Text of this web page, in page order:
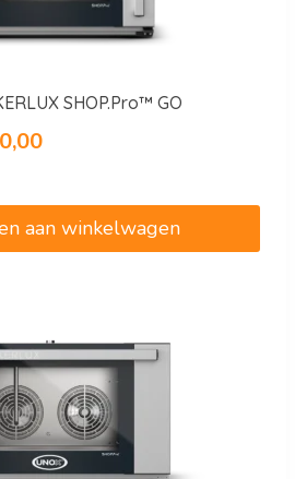
SHOP.Pro™ GO
Huidige
€2.970,00.
aan winkelwagen